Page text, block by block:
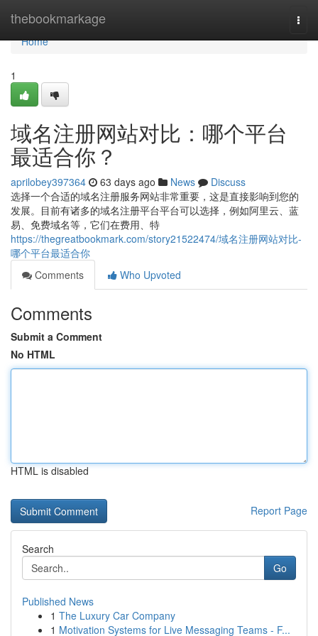
thebookmarkage
Home
Home
1
域名注册网站对比：哪个平台
最适合你？
aprilobey397364 63 days ago News
Discuss
选择一个合适的域名注册服务网站非常重要，这是直接影响到您的
发展。目前有诸多的域名注册平台平台可以选择，例如阿里云、蓝
易、免费域名等，它们在费用、特
https://thegreatbookmark.com/story21522474/域名注册网站对比-
哪个平台最适合你
Comments
Who Upvoted
Comments
Submit a Comment
No HTML
HTML is disabled
Report Page
Search
Go
Published News
1 The Luxury Car Company
1 Motivation Systems for Live Messaging Teams - F...